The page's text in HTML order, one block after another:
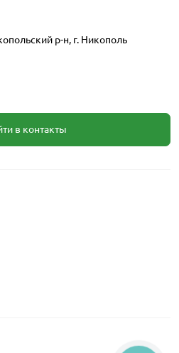
р-н, г. Никополь
в контакты